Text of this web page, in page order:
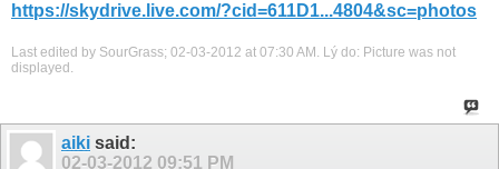
https://skydrive.live.com/?cid=611D1...4804&sc=photos
Last edited by SourGrass; 02-03-2012 at 07:30 AM . Lý do: Picture was not
displayed.
aiki said:
02-03-2012 09:51 PM